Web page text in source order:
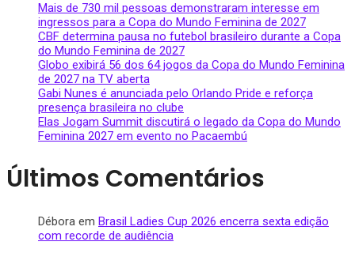
Mais de 730 mil pessoas demonstraram interesse em
ingressos para a Copa do Mundo Feminina de 2027
CBF determina pausa no futebol brasileiro durante a Copa
do Mundo Feminina de 2027
Globo exibirá 56 dos 64 jogos da Copa do Mundo Feminina
de 2027 na TV aberta
Gabi Nunes é anunciada pelo Orlando Pride e reforça
presença brasileira no clube
Elas Jogam Summit discutirá o legado da Copa do Mundo
Feminina 2027 em evento no Pacaembú
Últimos Comentários
Débora em Brasil Ladies Cup 2026 encerra sexta edição
com recorde de audiência